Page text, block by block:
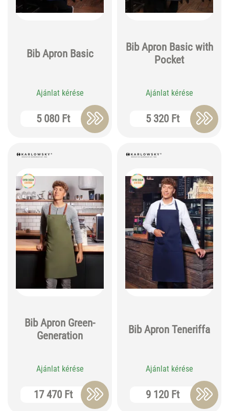
Bib Apron Basic
Ajánlat kérése
5 080 Ft
Bib Apron Basic with
Pocket
Ajánlat kérése
5 320 Ft
Bib Apron Green-
Generation
Ajánlat kérése
17 470 Ft
Bib Apron Teneriffa
Ajánlat kérése
9 120 Ft